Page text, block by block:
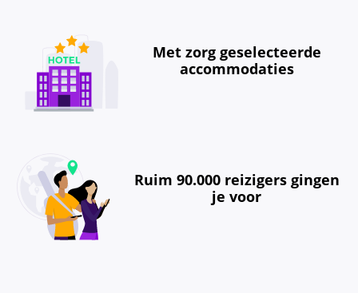
Met zorg geselecteerde
accommodaties
Ruim 90.000 reizigers gingen
je voor